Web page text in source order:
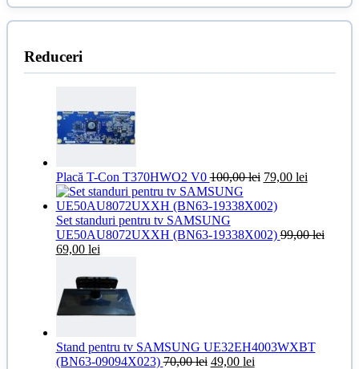
Reduceri
Placă T-Con T370HWO2 V0100,00lei Prețul
a
100,00 lei.
79,00 leiPrețul
Set standuri pentru tv SAMSUNG
UE50AU8072UXXH (BN63-19338X002)99,00lei
Prețul
fost:
99,00 lei.
69,00 leiPrețul
este:
69,00 lei.
Stand pentru tv SAMSUNG UE32EH4003WXBT
(BN63-09094X023)70,00lei Prețul
49,00 leiPrețul